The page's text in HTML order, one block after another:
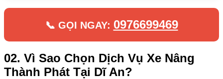
📞 GỌI NGAY: 0976699469
02. Vì Sao Chọn Dịch Vụ Xe Nâng
Thành Phát Tại Dĩ An?